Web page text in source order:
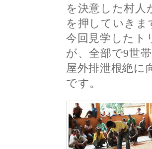
を決意した村人
を押していきま
今回見学したト
が、全部で9世
屋外排泄根絶に
です。